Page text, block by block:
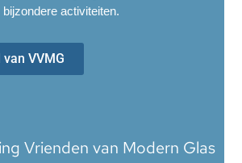
bijzondere activiteiten.
VVMG
Vrienden van Modern Glas